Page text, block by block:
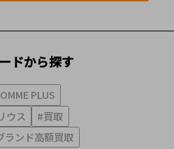
ドから探す
PLUS
ウス
#買取
ランド高額買取